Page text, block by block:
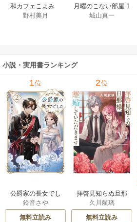
和カフェこよみ
五月くんの夏のお
野村美月
月曜のこない部屋 1
巻
城山真一
小説・実用書ランキング
1位
公爵家の長女でし
た
鈴音さや
無料立読み
2位
拝啓見知らぬ旦那
様、離婚していた
だきます
久川航璃
無料立読み